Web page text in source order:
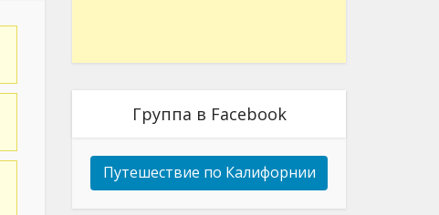
Группа в Facebook
Путешествие по Калифорнии